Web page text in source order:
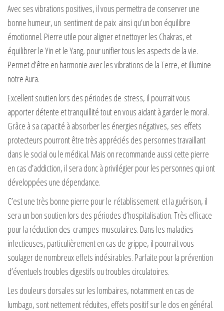
Avec ses vibrations positives, il vous permettra de conserver une
bonne humeur, un sentiment de paix ainsi qu’un bon équilibre
émotionnel. Pierre utile pour aligner et nettoyer les Chakras, et
équilibrer le Yin et le Yang, pour unifier tous les aspects de la vie.
Permet d’être en harmonie avec les vibrations de la Terre, et illumine
notre Aura.
Excellent soutien lors des périodes de stress, il pourrait vous
apporter détente et tranquillité tout en vous aidant à garder le moral.
Grâce à sa capacité à absorber les énergies négatives, ses effets
protecteurs pourront être très appréciés des personnes travaillant
dans le social ou le médical. Mais on recommande aussi cette pierre
en cas d’addiction, il sera donc à privilégier pour les personnes qui ont
développées une dépendance.
C’est une très bonne pierre pour le rétablissement et la guérison, il
sera un bon soutien lors des périodes d’hospitalisation. Très efficace
pour la réduction des crampes musculaires. Dans les maladies
infectieuses, particulièrement en cas de grippe, il pourrait vous
soulager de nombreux effets indésirables. Parfaite pour la prévention
d’éventuels troubles digestifs ou troubles circulatoires.
Les douleurs dorsales sur les lombaires, notamment en cas de
lumbago, sont nettement réduites, effets positif sur le dos en général.